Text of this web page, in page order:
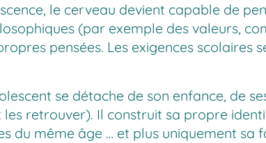
le cerveau devient capable de
(par exemple des valeurs,
pensées. Les exigences scolaires
se détache de son enfance, de
retrouver). Il construit sa propre
du même âge … et plus uniquement sa